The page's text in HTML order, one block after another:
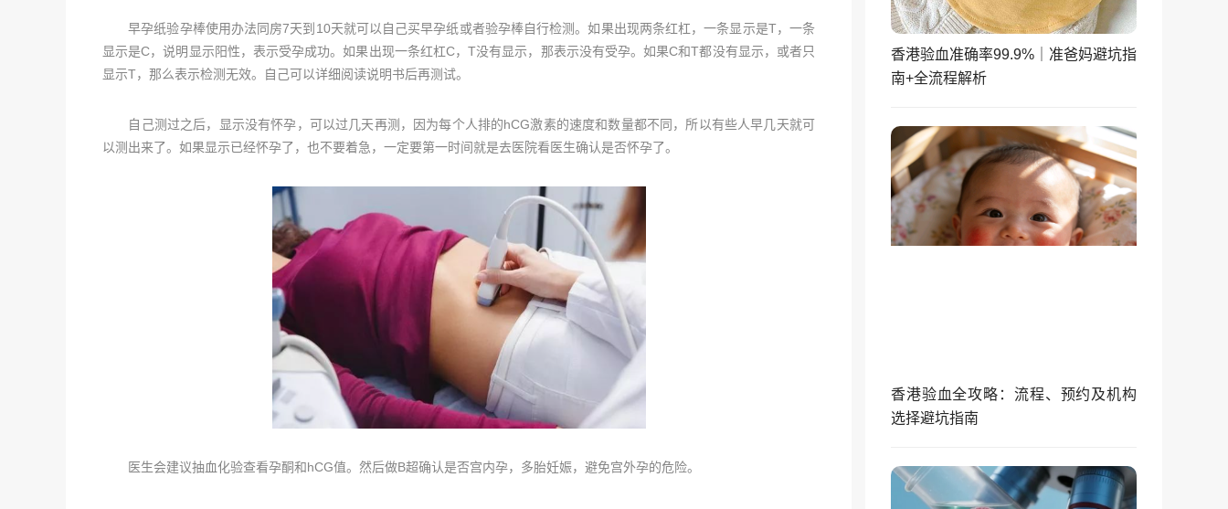
早孕纸验孕棒使用办法同房7天到10天就可以自己买早孕纸或者验孕棒自行检测。如果出现两条红杠，一条显示是T，一条
显示是C，说明显示阳性，表示受孕成功。如果出现一条红杠C，T没有显示，那表示没有受孕。如果C和T都没有显示，或者只
显示T，那么表示检测无效。自己可以详细阅读说明书后再测试。
自己测过之后，显示没有怀孕，可以过几天再测，因为每个人排的hCG激素的速度和数量都不同，所以有些人早几天就可
以测出来了。如果显示已经怀孕了，也不要着急，一定要第一时间就是去医院看医生确认是否怀孕了。
医生会建议抽血化验查看孕酮和hCG值。然后做B超确认是否宫内孕，多胎妊娠，避免宫外孕的危险。
香港验血准确率99.9%｜准爸妈避坑指
南+全流程解析
香港验血全攻略：流程、预约及机构
选择避坑指南